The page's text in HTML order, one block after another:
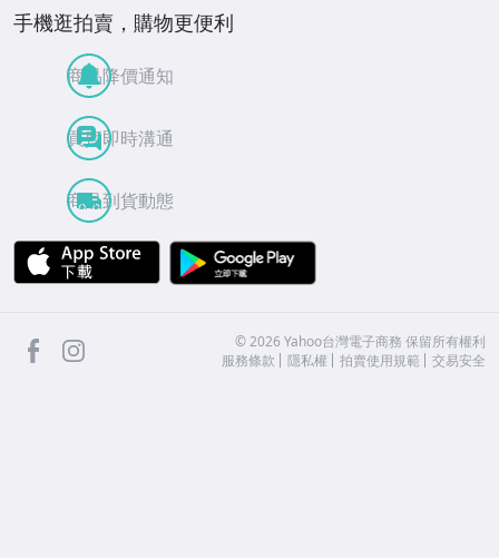
手機逛拍賣，購物更便利
商品降價通知
買賣即時溝通
商品到貨動態
APP Store
facebook ©2026 Yahoo台灣電子商務 保留所有權利
服務條款
隱私權 拍賣使用規範 交易安全